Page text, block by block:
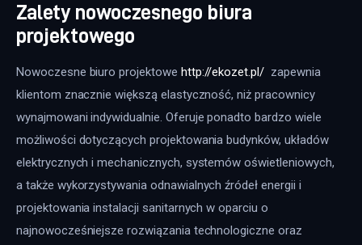
Zalety nowoczesnego biura
projektowego
Nowoczesne biuro projektowe http://ekozet.pl/
  zapewnia
klientom znacznie większą elastyczność, niż pracownicy
wynajmowani indywidualnie. Oferuje ponadto bardzo wiele
możliwości dotyczących projektowania budynków, układów
elektrycznych i mechanicznych, systemów oświetleniowych,
a także wykorzystywania odnawialnych źródeł energii i
projektowania instalacji sanitarnych w oparciu o
najnowocześniejsze rozwiązania technologiczne oraz